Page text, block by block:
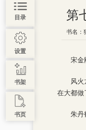
目录
设置
书架
书页
第
书名：
宋金
风火
在大都做
朱丹